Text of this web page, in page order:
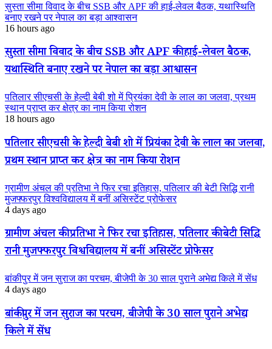
सुस्ता सीमा विवाद के बीच SSB और APF की हाई-लेवल बैठक, यथास्थिति
बनाए रखने पर नेपाल का बड़ा आश्वासन
16 hours ago
सुस्ता सीमा विवाद के बीच SSB और APF की हाई-लेवल बैठक,
यथास्थिति बनाए रखने पर नेपाल का बड़ा आश्वासन
पतिलार सीएचसी के हेल्दी बेबी शो में प्रियंका देवी के लाल का जलवा, प्रथम
स्थान प्राप्त कर क्षेत्र का नाम किया रोशन
18 hours ago
पतिलार सीएचसी के हेल्दी बेबी शो में प्रियंका देवी के लाल का जलवा,
प्रथम स्थान प्राप्त कर क्षेत्र का नाम किया रोशन
ग्रामीण अंचल की प्रतिभा ने फिर रचा इतिहास, पतिलार की बेटी सिद्धि रानी
मुजफ्फरपुर विश्वविद्यालय में बनीं असिस्टेंट प्रोफेसर
4 days ago
ग्रामीण अंचल की प्रतिभा ने फिर रचा इतिहास, पतिलार की बेटी सिद्धि
रानी मुजफ्फरपुर विश्वविद्यालय में बनीं असिस्टेंट प्रोफेसर
बांकीपुर में जन सुराज का परचम, बीजेपी के 30 साल पुराने अभेद्य किले में सेंध
4 days ago
बांकीपुर में जन सुराज का परचम, बीजेपी के 30 साल पुराने अभेद्य
किले में सेंध